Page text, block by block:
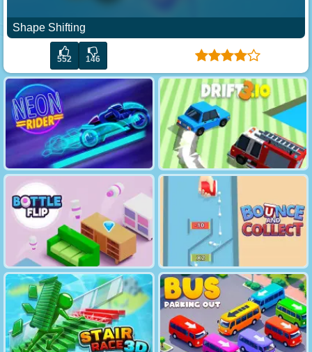
Shape Shifting
552 146